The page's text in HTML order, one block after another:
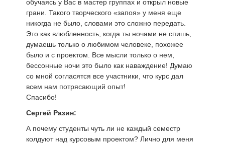
обучаясь у Вас в мастер группах и открыл новые
грани. Такого творческого «запоя» у меня еще
никогда не было, словами это сложно передать.
Это как влюбленность, когда ты ночами не спишь,
думаешь только о любимом человеке, похожее
было и с проектом. Все мысли только о нем,
бессонные ночи это было как наваждение! Думаю
со мной согласятся все участники, что курс дал
всем нам потрясающий опыт!
Спасибо!
Сергей Разин:
А почему студенты чуть ли не каждый семестр
колдуют над курсовым проектом? Лично для меня